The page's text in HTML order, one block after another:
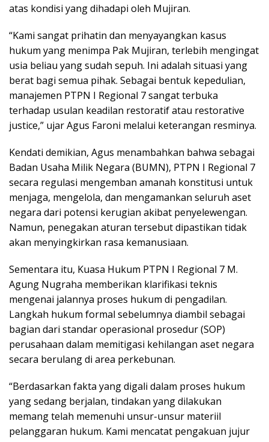
atas kondisi yang dihadapi oleh Mujiran.
“Kami sangat prihatin dan menyayangkan kasus
hukum yang menimpa Pak Mujiran, terlebih mengingat
usia beliau yang sudah sepuh. Ini adalah situasi yang
berat bagi semua pihak. Sebagai bentuk kepedulian,
manajemen PTPN I Regional 7 sangat terbuka
terhadap usulan keadilan restoratif atau restorative
justice,” ujar Agus Faroni melalui keterangan resminya.
Kendati demikian, Agus menambahkan bahwa sebagai
Badan Usaha Milik Negara (BUMN), PTPN I Regional 7
secara regulasi mengemban amanah konstitusi untuk
menjaga, mengelola, dan mengamankan seluruh aset
negara dari potensi kerugian akibat penyelewengan.
Namun, penegakan aturan tersebut dipastikan tidak
akan menyingkirkan rasa kemanusiaan.
Sementara itu, Kuasa Hukum PTPN I Regional 7 M.
Agung Nugraha memberikan klarifikasi teknis
mengenai jalannya proses hukum di pengadilan.
Langkah hukum formal sebelumnya diambil sebagai
bagian dari standar operasional prosedur (SOP)
perusahaan dalam memitigasi kehilangan aset negara
secara berulang di area perkebunan.
“Berdasarkan fakta yang digali dalam proses hukum
yang sedang berjalan, tindakan yang dilakukan
memang telah memenuhi unsur-unsur materiil
pelanggaran hukum. Kami mencatat pengakuan jujur